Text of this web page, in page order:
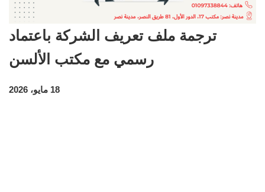
ترجمة ملف تعريف الشركة باعتماد
رسمي مع مكتب الألسن
18 مايو، 2026